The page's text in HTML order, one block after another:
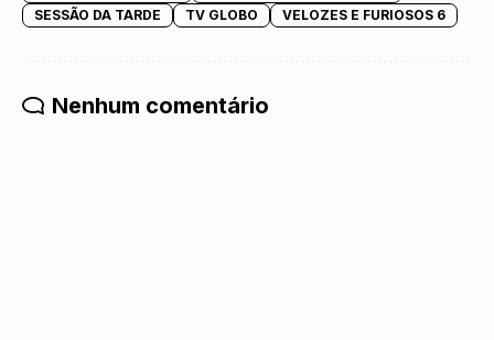
SESSÃO DA TARDE
TV GLOBO VELOZES E FURIOSOS 6
Nenhum comentário